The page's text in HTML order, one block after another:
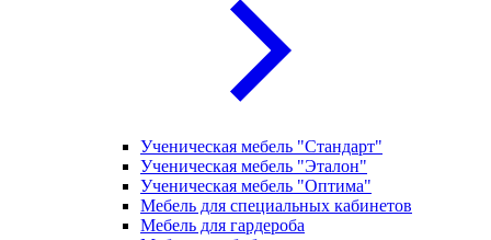
Ученическая мебель "Стандарт"
Ученическая мебель "Эталон"
Ученическая мебель "Оптима"
Мебель для специальных кабинетов
Мебель для гардероба